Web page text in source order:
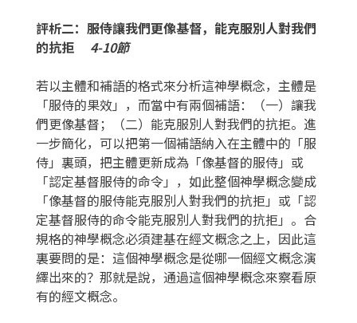
評析二：服侍讓我們更像基督，能克服別人對我們
的抗拒 4-10節
若以主體和補語的格式來分析這神學概念，主體是
「服侍的果效」，而當中有兩個補語：（一）讓我
們更像基督；（二）能克服別人對我們的抗拒。進
一步簡化，可以把第一個補語納入在主體中的「服
侍」裏頭，把主體更新成為「像基督的服侍」或
「認定基督服侍的命令」，如此整個神學概念變成
「像基督的服侍能克服別人對我們的抗拒」或「認
定基督服侍的命令能克服別人對我們的抗拒」。合
規格的神學概念必須建基在經文概念之上，因此這
裏要問的是：這個神學概念是從哪一個經文概念演
繹出來的？那就是說，通過這個神學概念來察看原
有的經文概念。